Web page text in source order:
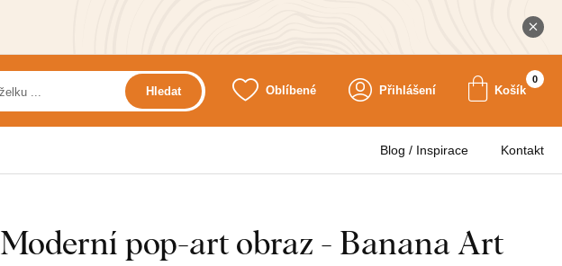
Hledat Oblíbené Přihlášení Košík
0
Blog / Inspirace Kontakt
Moderní pop-art obraz - Banana Art